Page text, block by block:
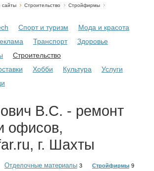
Объявления
Каталог
сайты Строительство Стройфирмы
Спорт и туризм
Мода и красота
Транспорт
Здоровье
Строительство
Хобби Культура
Услуги
В.С. - ремонт
офисов,
г. Шахты
Отделочные материалы 3 Стройфирмы 9